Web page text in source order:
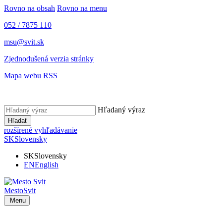
Rovno na obsah Rovno na menu
052 / 7875 110
msu@svit.sk
Zjednodušená verzia stránky
Mapa webu RSS
Hľadaný výraz
Hľadať
rozšírené vyhľadávanie
SKSlovensky
SKSlovensky
ENEnglish
MestoSvit
Menu